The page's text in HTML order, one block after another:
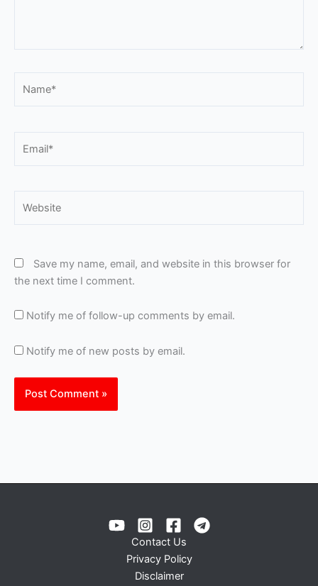
Save my name, email, and website in this browser for
the next time I comment.
Notify me of follow-up comments by email.
Notify me of new posts by email.
Contact Us
Privacy Policy
Disclaimer